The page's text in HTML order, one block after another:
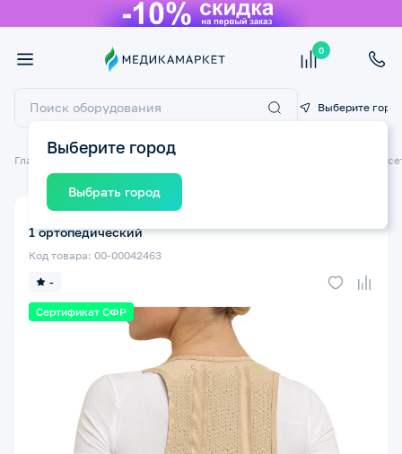
0
Выберите город
Выберите город
Выбрать город
Главная Ортопедические изделия Ортопедические бандажи и
Сертификат СФР
-
Код товара: 00-00042463
1 ортопедический